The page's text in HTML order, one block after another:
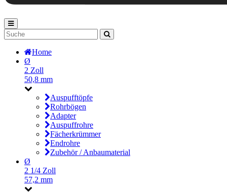
Home
Ø
2 Zoll
50,8 mm
Auspufftöpfe
Rohrbögen
Adapter
Auspuffrohre
Fächerkrümmer
Endrohre
Zubehör / Anbaumaterial
Ø
2 1/4 Zoll
57,2 mm